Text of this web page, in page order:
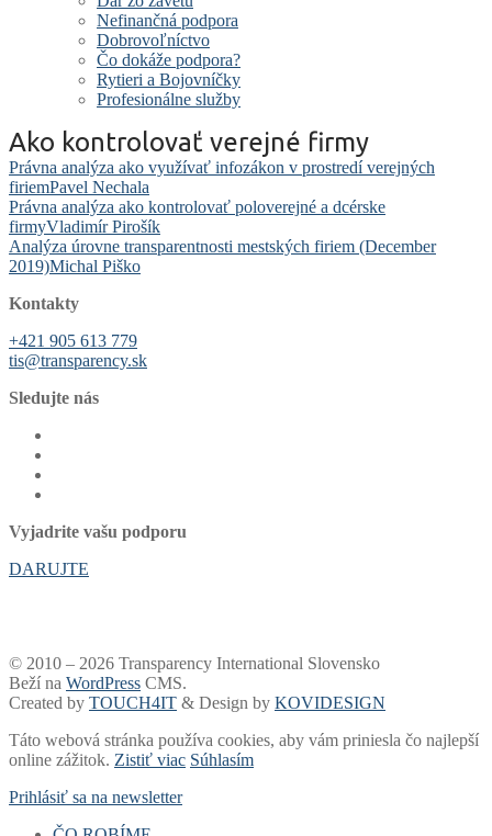
Nefinančná podpora
Dobrovoľníctvo
Čo dokáže podpora?
Rytieri a Bojovníčky
Profesionálne služby
Ako kontrolovať verejné firmy
Právna analýza ako využívať infozákon v prostredí verejných
firiemPavel Nechala
Právna analýza ako kontrolovať poloverejné a dcérske
firmyVladimír Pirošík
Analýza úrovne transparentnosti mestských firiem (December
2019)Michal Piško
Kontakty
+421 905 613 779
tis@transparency.sk
Sledujte nás
Vyjadrite vašu podporu
DARUJTE
© 2010 – 2026 Transparency International Slovensko
Beží na WordPress CMS.
Created by TOUCH4IT & Design by KOVIDESIGN
Táto webová stránka používa cookies, aby vám priniesla čo najlepší
online zážitok. Zistiť viac Súhlasím
Prihlásiť sa na newsletter